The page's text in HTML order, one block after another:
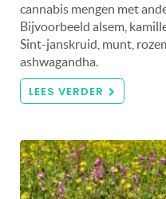
cannabis mengen met
Bijvoorbeeld alsem,
Sint-janskruid, munt,
ashwagandha.
LEES VERDER